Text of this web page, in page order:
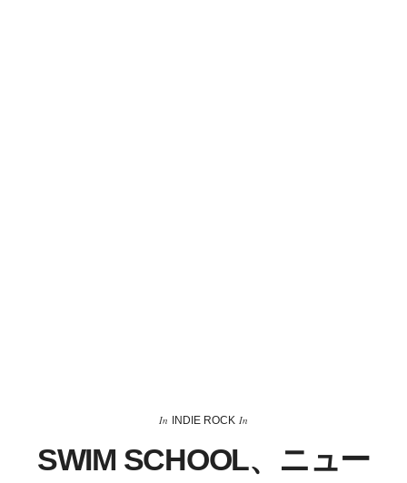
In INDIE ROCK In
SWIM SCHOOL、ニュー